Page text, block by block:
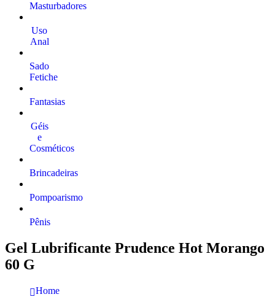
Masturbadores
Uso
Anal
Sado
Fetiche
Fantasias
Géis
e
Cosméticos
Brincadeiras
Pompoarismo
Pênis
Gel Lubrificante Prudence Hot Morango
60 G
Home